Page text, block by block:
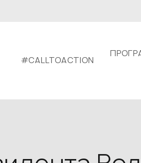
#CALLTOACTION